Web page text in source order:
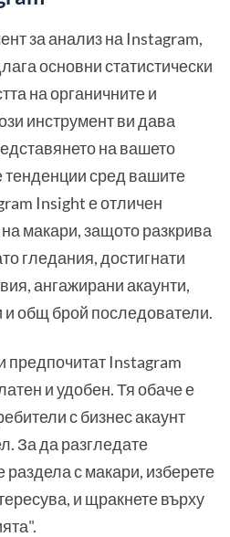
за анализ на Instagram,
основни статистически
на органичните и
инструмент ви дава
на вашето
сред вашите
Insight е отличен
макари, защото разкрива
гледания, достигнати
ангажирани акаунти,
и общ брой последователи.
предпочитат Instagram
и удобен. Тя обаче е
с бизнес акаунт
За да разгледате
раздела с макари, изберете
и щракнете върху